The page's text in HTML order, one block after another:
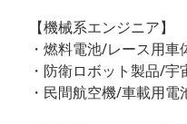
【機械系エンジニア】
・燃料電池/レース用
・防衛ロボット製品/
・民間航空機/車載用